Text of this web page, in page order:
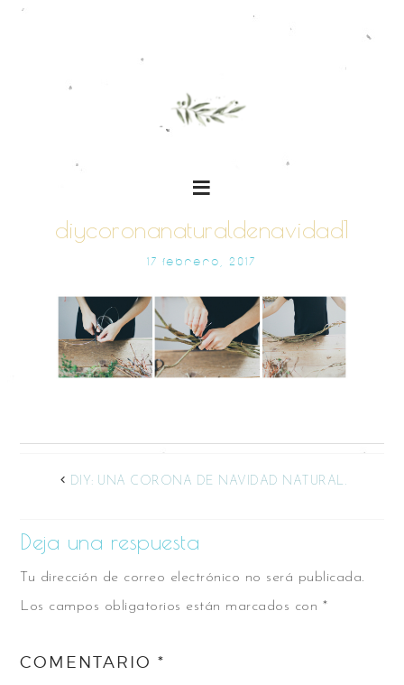
diycoronanaturaldenavidad1
17 FEBRERO, 2017
DIY: UNA CORONA DE NAVIDAD NATURAL.
Deja una respuesta
Tu dirección de correo electrónico no será publicada.
Los campos obligatorios están marcados con *
COMENTARIO*